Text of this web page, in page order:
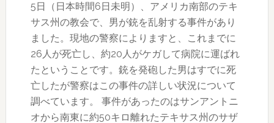
行
で
カ
ミ
ン
グ
ア
5日（日本時間6日未明）、アメリカ南部のテキ
サス州の教会で、男が銃を乱射する事件があり
ました。現地の警察によりますと、これまでに
26人が死亡し、約20人がケガして病院に運ばれ
たということです。銃を発砲した男はすでに死
亡したが警察はこの事件の詳しい状況について
調べています。 事件があったのはサンアントニ
オから南東に約50キロ離れたテキサス州のサザ